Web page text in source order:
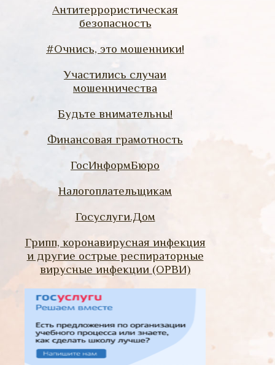
Антитеррористическая
безопасность
#Очнись, это мошенники!
Участились случаи
мошенничества
Будьте внимательны!
Финансовая грамотность
ГосИнформБюро
Налогоплательщикам
Госуслуги.Дом
Грипп, коронавирусная инфекция
и другие острые респираторные
вирусные инфекции (ОРВИ)